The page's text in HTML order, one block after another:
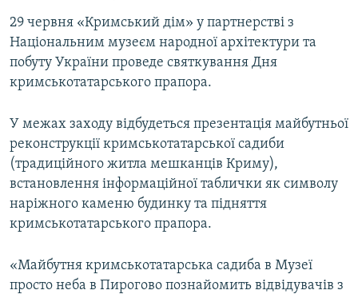
ВСЕ ЗА ДЕНЬ
СПЕЦПРОЕКТИ
ДЕПОРТАЦІЯ
СВІДЧЕННЯ ОКУПАЦІЇ
УКРАЇНСЬКА ПРОБЛЕМА КРИМУ
ІНФОГРАФІКА
ЯК ОБІЙТИ БЛОКУВАННЯ
Русский
Qırımtatar
ДОЛУЧАЙСЯ!
Усі сайти RFE/RL
29 червня «Кримський дім» у партнерстві з
Національним музеєм народної архітектури та
побуту України проведе святкування Дня
кримськотатарського прапора.
У межах заходу відбудеться презентація майбутньої
реконструкції кримськотатарської садиби
(традиційного житла мешканців Криму),
встановлення інформаційної таблички як символу
наріжного каменю будинку та підняття
кримськотатарського прапора.
«Майбутня кримськотатарська садиба в Музеї
просто неба в Пирогово познайомить відвідувачів з